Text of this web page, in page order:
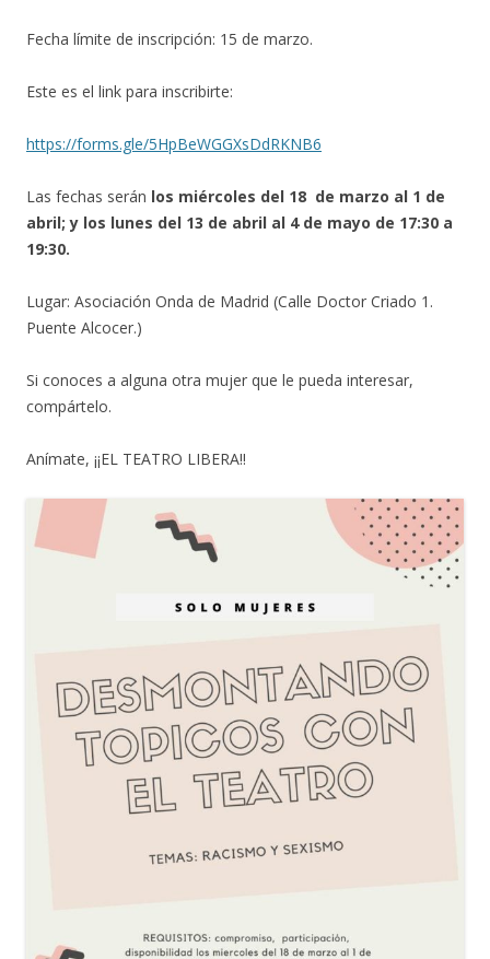
Fecha límite de inscripción: 15 de marzo.
Este es el link para inscribirte:
https://forms.gle/5HpBeWGGXsDdRKNB6
Las fechas serán los miércoles del 18 de marzo al 1 de
abril; y los lunes del 13 de abril al 4 de mayo de 17:30 a
19:30.
Lugar: Asociación Onda de Madrid (Calle Doctor Criado 1.
Puente Alcocer.)
Si conoces a alguna otra mujer que le pueda interesar,
compártelo.
Anímate, ¡¡EL TEATRO LIBERA!!